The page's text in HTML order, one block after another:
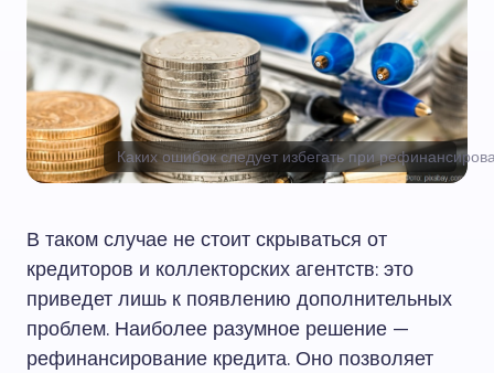
Каких ошибок следует избегать при
В таком случае не стоит скрываться от
кредиторов и коллекторских агентств: это
приведет лишь к появлению дополнительных
проблем. Наиболее разумное решение —
рефинансирование кредита. Оно позволяет